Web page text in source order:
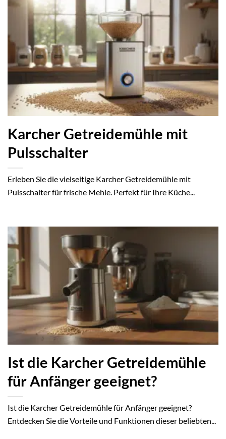
Karcher Getreidemühle mit
Pulsschalter
Erleben Sie die vielseitige Karcher Getreidemühle mit
Pulsschalter für frische Mehle. Perfekt für Ihre Küche...
Ist die Karcher Getreidemühle
für Anfänger geeignet?
Ist die Karcher Getreidemühle für Anfänger geeignet?
Entdecken Sie die Vorteile und Funktionen dieser beliebten...